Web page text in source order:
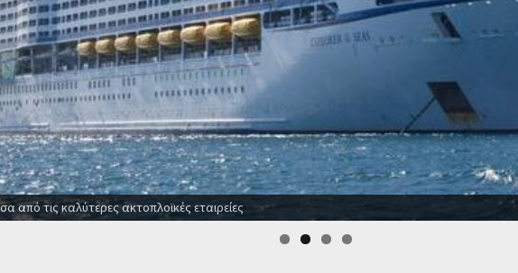
προσφορές σε ξενοδοχεία για όλο το χρόνο